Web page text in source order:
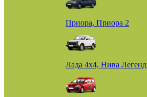
Приора, Приора 2
Лада 4х4, Нива Легенд